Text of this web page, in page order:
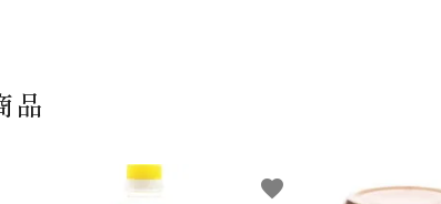
品
favorite